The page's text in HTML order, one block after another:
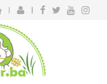
| |